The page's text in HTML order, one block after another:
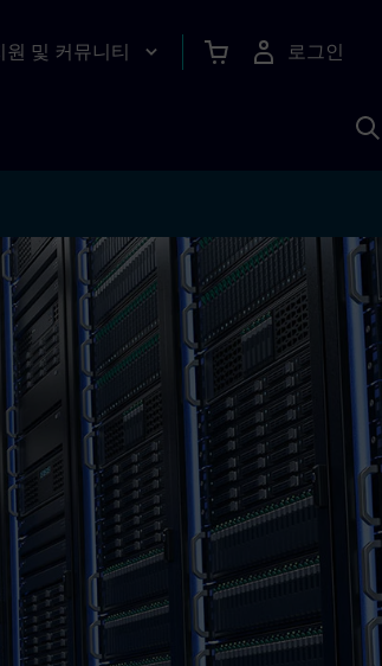
원 및 커뮤니티 로그인